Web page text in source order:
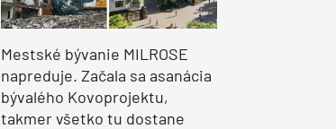
Mestské bývanie MILROSE
napreduje. Začala sa asanácia
bývalého Kovoprojektu,
takmer všetko tu dostane